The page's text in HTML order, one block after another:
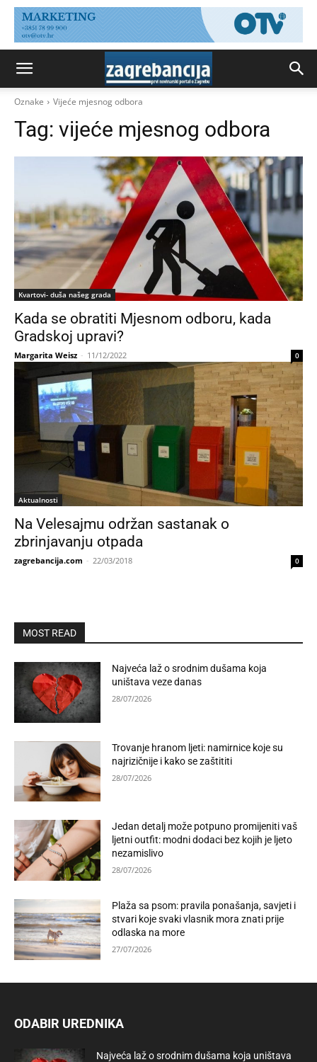
Oznake Vijeće mjesnog odbora
Tag: vijeće mjesnog odbora
Kvartovi- duša našeg grada
Kada se obratiti Mjesnom odboru, kada
Gradskoj upravi?
Margarita Weisz - 11/12/2022 0
Aktualnosti
Na Velesajmu održan sastanak o
zbrinjavanju otpada
zagrebancija.com - 22/03/2018 0
MOST READ
Najveća laž o srodnim dušama koja
uništava veze danas
28/07/2026
Trovanje hranom ljeti: namirnice koje su
najrizičnije i kako se zaštititi
28/07/2026
Jedan detalj može potpuno promijeniti vaš
ljetni outfit: modni dodaci bez kojih je ljeto
nezamislivo
28/07/2026
Plaža sa psom: pravila ponašanja, savjeti i
stvari koje svaki vlasnik mora znati prije
odlaska na more
27/07/2026
ODABIR UREDNIKA
Najveća laž o srodnim dušama koja uništava